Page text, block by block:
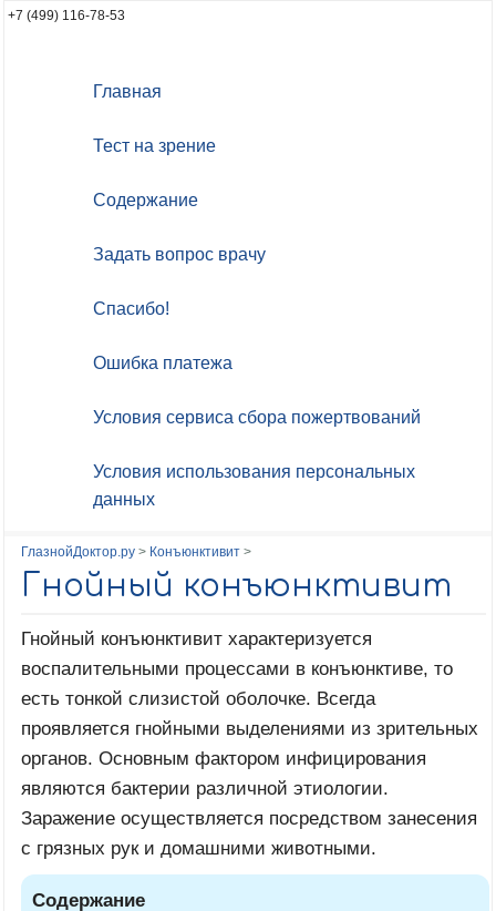
+7 (499) 116-78-53
Главная
Тест на зрение
Содержание
Задать вопрос врачу
Спасибо!
Ошибка платежа
Условия сервиса сбора пожертвований
Условия использования персональных
данных
ГлазнойДоктор.ру > Конъюнктивит >
Гнойный конъюнктивит
Гнойный конъюнктивит характеризуется
воспалительными процессами в конъюнктиве, то
есть тонкой слизистой оболочке. Всегда
проявляется гнойными выделениями из зрительных
органов. Основным фактором инфицирования
являются бактерии различной этиологии.
Заражение осуществляется посредством занесения
с грязных рук и домашними животными.
Содержание